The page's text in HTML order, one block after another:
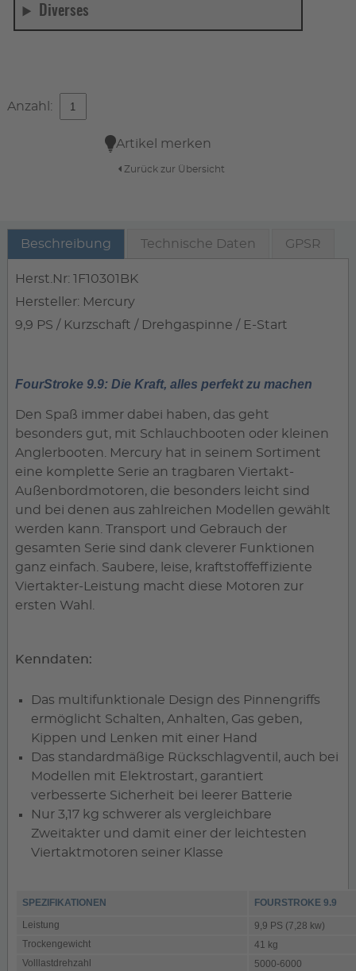
Diverses
Anzahl:
Artikel merken
Zurück zur Übersicht
Beschreibung Technische Daten GPSR
Herst.Nr: 1F10301BK
Hersteller: Mercury
9,9 PS / Kurzschaft / Drehgaspinne / E-Start
FourStroke 9.9: Die Kraft, alles perfekt zu machen
Den Spaß immer dabei haben, das geht
besonders gut, mit Schlauchbooten oder kleinen
Anglerbooten. Mercury hat in seinem Sortiment
eine komplette Serie an tragbaren Viertakt-
Außenbordmotoren, die besonders leicht sind
und bei denen aus zahlreichen Modellen gewählt
werden kann. Transport und Gebrauch der
gesamten Serie sind dank cleverer Funktionen
ganz einfach. Saubere, leise, kraftstoffeffiziente
Viertakter-Leistung macht diese Motoren zur
ersten Wahl.
Kenndaten:
Das multifunktionale Design des Pinnengriffs
ermöglicht Schalten, Anhalten, Gas geben,
Kippen und Lenken mit einer Hand
Das standardmäßige Rückschlagventil, auch bei
Modellen mit Elektrostart, garantiert
verbesserte Sicherheit bei leerer Batterie
Nur 3,17 kg schwerer als vergleichbare
Zweitakter und damit einer der leichtesten
Viertaktmotoren seiner Klasse
SPEZIFIKATIONEN
FOURSTROKE 9.9
Leistung
9,9 PS (7,28 kw)
Trockengewicht
41 kg
Volllastdrehzahl
5000-6000